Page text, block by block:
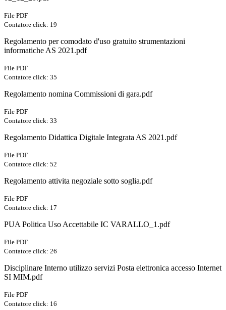
File PDF
Contatore click: 19
Regolamento per comodato d'uso gratuito strumentazioni
informatiche AS 2021.pdf
File PDF
Contatore click: 35
Regolamento nomina Commissioni di gara.pdf
File PDF
Contatore click: 33
Regolamento Didattica Digitale Integrata AS 2021.pdf
File PDF
Contatore click: 52
Regolamento attivita negoziale sotto soglia.pdf
File PDF
Contatore click: 17
PUA Politica Uso Accettabile IC VARALLO_1.pdf
File PDF
Contatore click: 26
Disciplinare Interno utilizzo servizi Posta elettronica accesso Internet
SI MIM.pdf
File PDF
Contatore click: 16